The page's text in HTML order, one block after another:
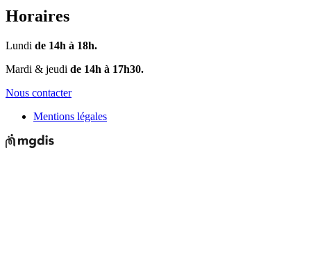
Horaires
Lundi de 14h à 18h.
Mardi & jeudi de 14h à 17h30.
Nous contacter
Mentions légales